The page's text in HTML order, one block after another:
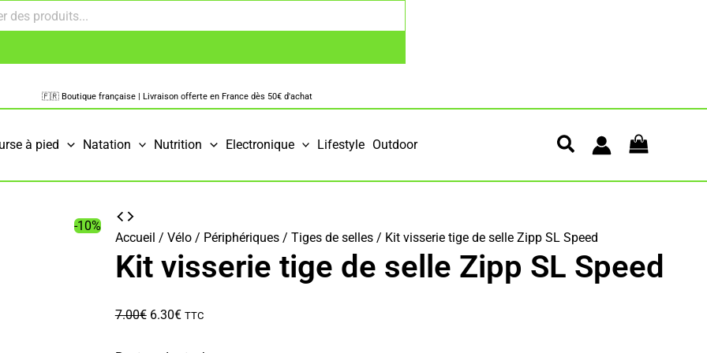
🇫🇷 Boutique française | Livraison offerte en France dès 50€ d'achat
à pied Natation Nutrition Electronique Lifestyle Outdoor
-10%
Accueil / Vélo/ Périphériques/ Tiges de selles/ Kit visserie tige de selle Zipp SL Speed
Kit visserie tige de selle Zipp SL Speed
7.00€ Le
6.30€Le
TTC